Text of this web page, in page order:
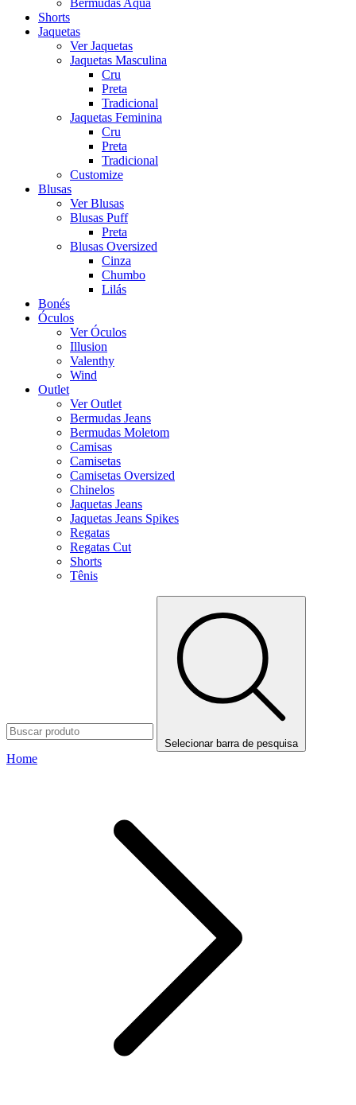
Bermudas Aqua
Shorts
Jaquetas
Ver Jaquetas
Jaquetas Masculina
Cru
Preta
Tradicional
Jaquetas Feminina
Cru
Preta
Tradicional
Customize
Blusas
Ver Blusas
Blusas Puff
Preta
Blusas Oversized
Cinza
Chumbo
Lilás
Bonés
Óculos
Ver Óculos
Illusion
Valenthy
Wind
Outlet
Ver Outlet
Bermudas Jeans
Bermudas Moletom
Camisas
Camisetas
Camisetas Oversized
Chinelos
Jaquetas Jeans
Jaquetas Jeans Spikes
Regatas
Regatas Cut
Shorts
Tênis
Selecionar barra de pesquisa
Home